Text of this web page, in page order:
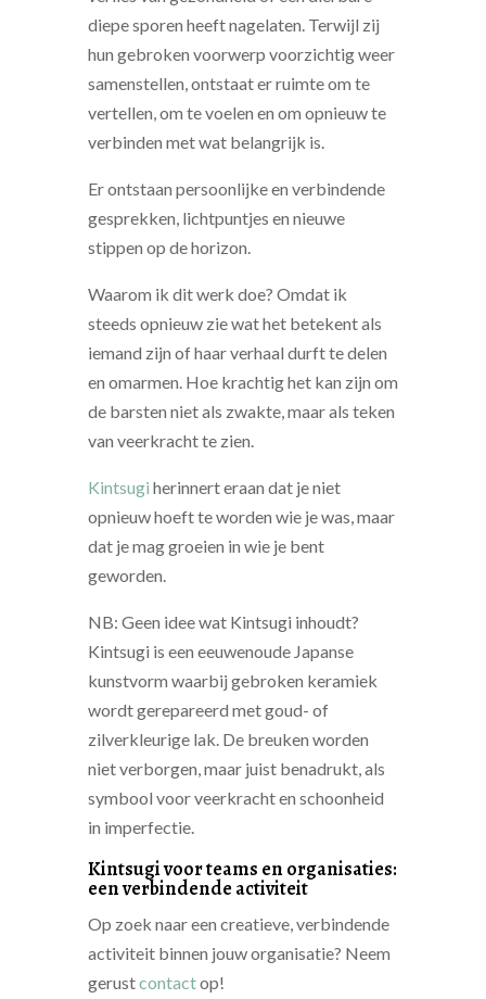
diepe sporen heeft nagelaten. Terwijl zij
hun gebroken voorwerp voorzichtig weer
samenstellen, ontstaat er ruimte om te
vertellen, om te voelen en om opnieuw te
verbinden met wat belangrijk is.
Er ontstaan persoonlijke en verbindende
gesprekken, lichtpuntjes en nieuwe
stippen op de horizon.
Waarom ik dit werk doe? Omdat ik
steeds opnieuw zie wat het betekent als
iemand zijn of haar verhaal durft te delen
en omarmen. Hoe krachtig het kan zijn om
de barsten niet als zwakte, maar als teken
van veerkracht te zien.
Kintsugi herinnert eraan dat je niet
opnieuw hoeft te worden wie je was, maar
dat je mag groeien in wie je bent
geworden.
NB: Geen idee wat Kintsugi inhoudt?
Kintsugi is een eeuwenoude Japanse
kunstvorm waarbij gebroken keramiek
wordt gerepareerd met goud- of
zilverkleurige lak. De breuken worden
niet verborgen, maar juist benadrukt, als
symbool voor veerkracht en schoonheid
in imperfectie.
Kintsugi voor teams en organisaties:
een verbindende activiteit
Op zoek naar een creatieve, verbindende
activiteit binnen jouw organisatie? Neem
gerustcontactop!